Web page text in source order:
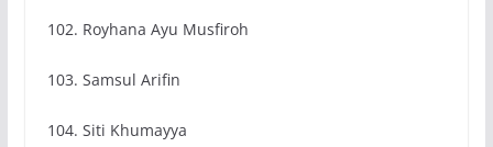
102. Royhana Ayu Musfiroh
103. Samsul Arifin
104. Siti Khumayya